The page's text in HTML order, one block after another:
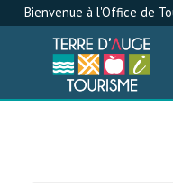
Bienvenue à l'Office de